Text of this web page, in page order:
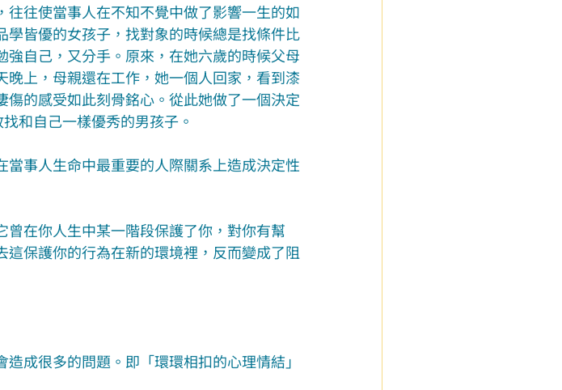
往使當事人在不知不覺中做了影響一生的如
皆優的女孩子，找對象的時候總是找條件比
自己，又分手。原來，在她六歲的時候父母
上，母親還在工作，她一個人回家，看到漆
的感受如此刻骨銘心。從此她做了一個決定
和自己一樣優秀的男孩子。
事人生命中最重要的人際關系上造成決定性
在你人生中某一階段保護了你，對你有幫
保護你的行為在新的環境裡，反而變成了阻
成很多的問題。即「環環相扣的心理情結」